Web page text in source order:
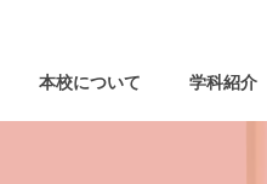
本校について 学科紹介